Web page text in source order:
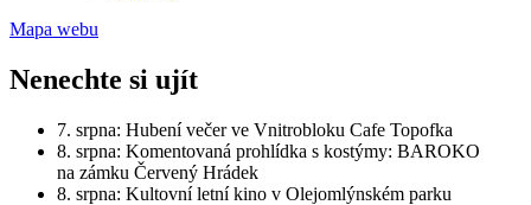
Mapa webu
Nenechte si ujít
7. srpna: Hubení večer ve Vnitrobloku Cafe Topofka
8. srpna: Komentovaná prohlídka s kostýmy: BAROKO
na zámku Červený Hrádek
8. srpna: Kultovní letní kino v Olejomlýnském parku